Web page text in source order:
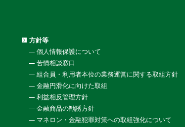
方針等
個人情報保護について
苦情相談窓口
組合員・利用者本位の業務運営に関する取組方針
金融円滑化に向けた取組
利益相反管理方針
金融商品の勧誘方針
マネロン・金融犯罪対策への取組強化について